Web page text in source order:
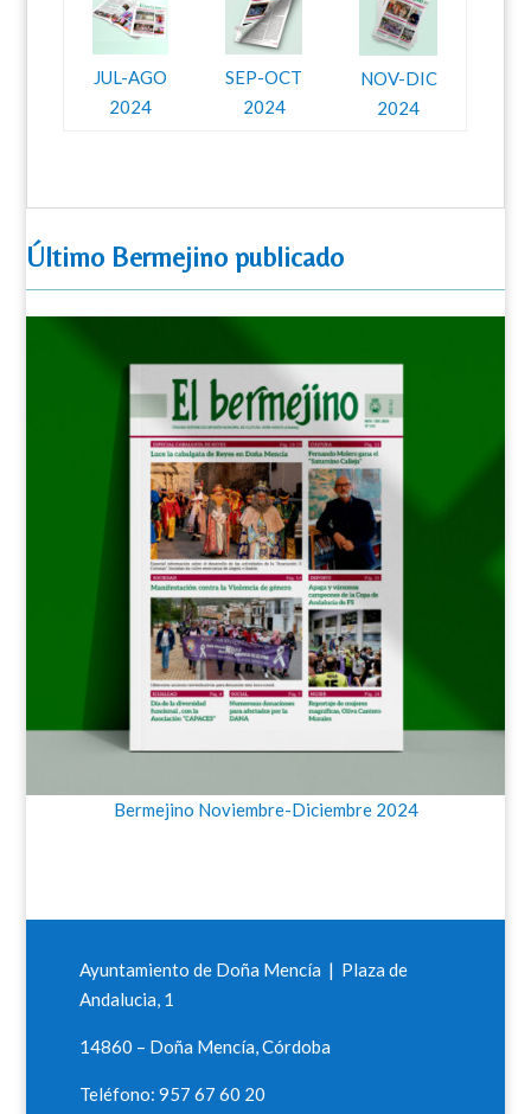
JUL-AGO
2024
SEP-OCT
2024
NOV-DIC
2024
Último Bermejino publicado
Bermejino Noviembre-Diciembre 2024
Ayuntamiento de Doña Mencía | Plaza de
Andalucia, 1
14860 – Doña Mencía, Córdoba
Teléfono: 957 67 60 20